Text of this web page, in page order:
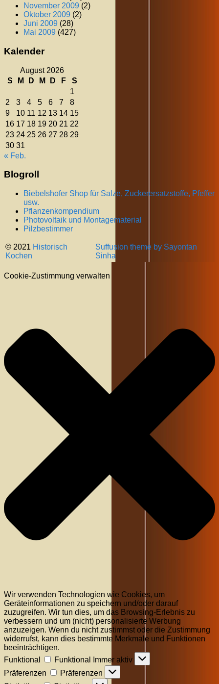
November 2009 (2)
Oktober 2009 (2)
Juni 2009 (28)
Mai 2009 (427)
Kalender
August 2026
S
M D M D F
S
1
2
3 4 5 6 7
8
9
10 11 12 13 14 15
16 17 18 19 20 21 22
23 24 25 26 27 28 29
30 31
« Feb.
Blogroll
Biebelshofer Shop für Salze, Zuckerersatzstoffe, Pfeffer
usw.
Pflanzenkompendium
Photovoltaik und Montagematerial
Pilzbestimmer
© 2021 Historisch
Kochen
Suffusion theme by Sayontan
Sinha
Cookie-Zustimmung verwalten
Wir verwenden Technologien wie Cookies, um
Geräteinformationen zu speichern und/oder darauf
zuzugreifen. Wir tun dies, um das Browsing-Erlebnis zu
verbessern und um (nicht) personalisierte Werbung
anzuzeigen. Wenn du nicht zustimmst oder die Zustimmung
widerrufst, kann dies bestimmte Merkmale und Funktionen
beeinträchtigen.
Funktional
Funktional
Immer aktiv
Präferenzen
Präferenzen